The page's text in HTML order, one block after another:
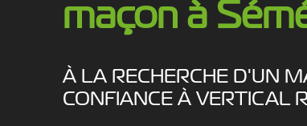
maçon à
À LA RECHERCHE D'UN
CONFIANCE À VERTICAL